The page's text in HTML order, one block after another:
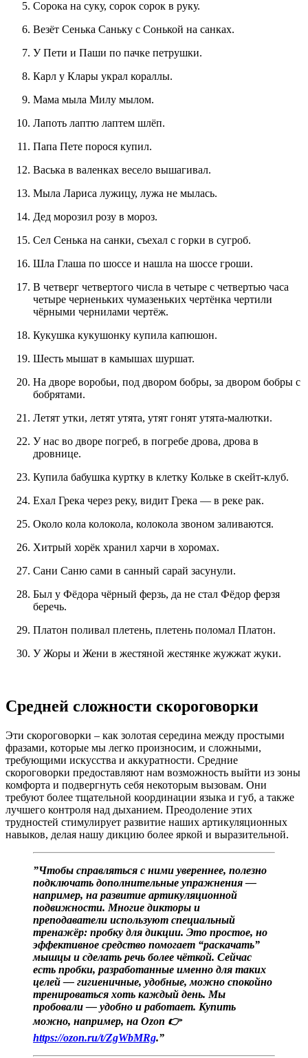
Сорока на суку, сорок сорок в руку.
Везёт Сенька Саньку с Сонькой на санках.
У Пети и Паши по пачке петрушки.
Карл у Клары украл кораллы.
Мама мыла Милу мылом.
Лапоть лаптю лаптем шлёп.
Папа Пете порося купил.
Васька в валенках весело вышагивал.
Мыла Лариса лужицу, лужа не мылась.
Дед морозил розу в мороз.
Сел Сенька на санки, съехал с горки в сугроб.
Шла Глаша по шоссе и нашла на шоссе гроши.
В четверг четвертого числа в четыре с четвертью часа
четыре черненьких чумазеньких чертёнка чертили
чёрными чернилами чертёж.
Кукушка кукушонку купила капюшон.
Шесть мышат в камышах шуршат.
На дворе воробьи, под двором бобры, за двором бобры с
бобрятами.
Летят утки, летят утята, утят гонят утята-малютки.
У нас во дворе погреб, в погребе дрова, дрова в
дровнице.
Купила бабушка куртку в клетку Кольке в скейт-клуб.
Ехал Грека через реку, видит Грека — в реке рак.
Около кола колокола, колокола звоном заливаются.
Хитрый хорёк хранил харчи в хоромах.
Сани Саню сами в санный сарай засунули.
Был у Фёдора чёрный ферзь, да не стал Фёдор ферзя
беречь.
Платон поливал плетень, плетень поломал Платон.
У Жоры и Жени в жестяной жестянке жужжат жуки.
Средней сложности скороговорки
Эти скороговорки – как золотая середина между простыми
фразами, которые мы легко произносим, и сложными,
требующими искусства и аккуратности. Средние
скороговорки предоставляют нам возможность выйти из зоны
комфорта и подвергнуть себя некоторым вызовам. Они
требуют более тщательной координации языка и губ, а также
лучшего контроля над дыханием. Преодоление этих
трудностей стимулирует развитие наших артикуляционных
навыков, делая нашу дикцию более яркой и выразительной.
”Чтобы справляться с ними увереннее, полезно
подключать дополнительные упражнения —
например, на развитие артикуляционной
подвижности. Многие дикторы и
преподаватели используют специальный
тренажёр: пробку для дикции. Это простое, но
эффективное средство помогает “раскачать”
мышцы и сделать речь более чёткой. Сейчас
есть пробки, разработанные именно для таких
целей — гигиеничные, удобные, можно спокойно
тренироваться хоть каждый день. Мы
пробовали — удобно и работает. Купить
можно, например, на Ozon 👉
https://ozon.ru/t/ZgWbMRg.”